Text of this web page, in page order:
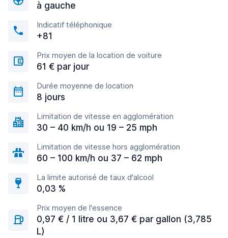
à gauche
Indicatif téléphonique
+81
Prix moyen de la location de voiture
61 € par jour
Durée moyenne de location
8 jours
Limitation de vitesse en agglomération
30 – 40 km/h ou 19 – 25 mph
Limitation de vitesse hors agglomération
60 – 100 km/h ou 37 – 62 mph
La limite autorisé de taux d'alcool
0,03 %
Prix moyen de l'essence
0,97 € / 1 litre ou 3,67 € par gallon (3,785
L)